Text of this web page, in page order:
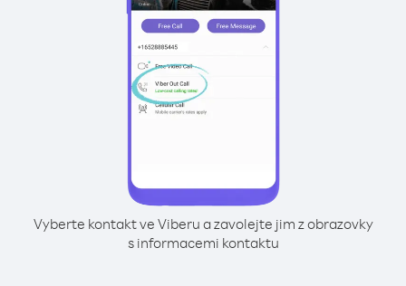
Vyberte kontakt ve Viberu a zavolejte jim z obrazovky
s informacemi kontaktu